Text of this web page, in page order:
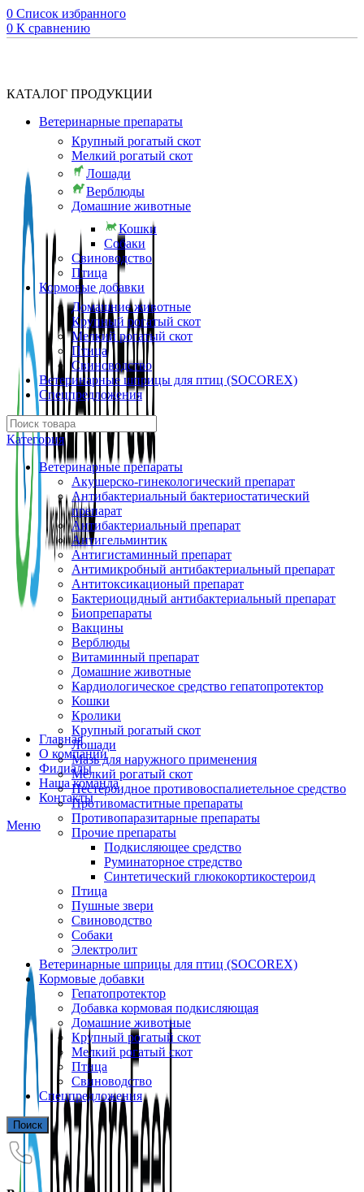
0 Список избранного
0 К сравнению
Главная
О компании
Филиалы
Наша команда
Контакты
Меню
КАТАЛОГ ПРОДУКЦИИ
Ветеринарные препараты
Крупный рогатый скот
Мелкий рогатый скот
Лошади
Верблюды
Домашние животные
Кошки
Собаки
Свиноводство
Птица
Кормовые добавки
Домашние животные
Крупный рогатый скот
Мелкий рогатый скот
Птица
Свиноводство
Ветеринарные шприцы для птиц (SOCOREX)
Спецпредложения
Категория
Ветеринарные препараты
Акушерско-гинекологический препарат
Антибактериальный бактериостатический
препарат
Антибактериальный препарат
Антигельминтик
Антигистаминный препарат
Антимикробный антибактериальный препарат
Антитоксикационый препарат
Бактериоцидный антибактериальный препарат
Биопрепараты
Вакцины
Верблюды
Витаминный препарат
Домашние животные
Кардиологическое средство гепатопротектор
Кошки
Кролики
Крупный рогатый скот
Лошади
Мазь для наружного применения
Мелкий рогатый скот
Нестероидное противовоспалиетельное средство
Противомаститные препараты
Противопаразитарные препараты
Прочие препараты
Подкисляющее средство
Руминаторное стредство
Синтетический глюкокортикостероид
Птица
Пушные звери
Свиноводство
Собаки
Электролит
Ветеринарные шприцы для птиц (SOCOREX)
Кормовые добавки
Гепатопротектор
Добавка кормовая подкисляющая
Домашние животные
Крупный рогатый скот
Мелкий рогатый скот
Птица
Свиноводство
Спецпредложения
Поиск